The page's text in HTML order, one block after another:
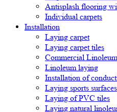
Antisplash flooring
Individual carpets
Installation
Laying carpet
Laying carpet tiles
Commercial
Linoleum laying
Installation of
Laying sports surfaces
Laying of PVC tiles
Laying natural